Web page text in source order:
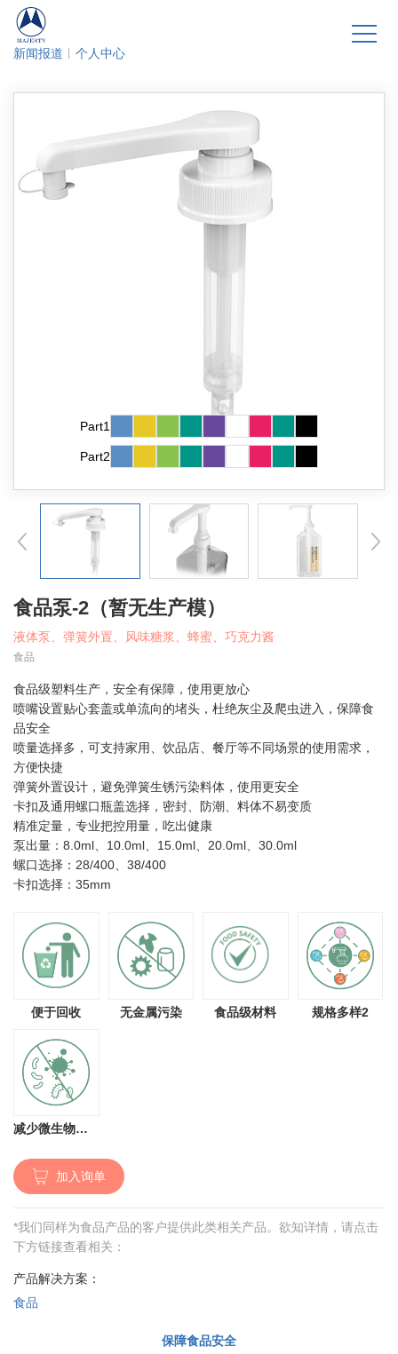
新闻报道 个人中心
Part1
Part2
食品泵-2（暂无生产模）
液体泵、弹簧外置、风味糖浆、蜂蜜、巧克力酱
食品
食品级塑料生产，安全有保障，使用更放心
喷嘴设置贴心套盖或单流向的堵头，杜绝灰尘及爬虫进入，保障食
品安全
喷量选择多，可支持家用、饮品店、餐厅等不同场景的使用需求，
方便快捷
弹簧外置设计，避免弹簧生锈污染料体，使用更安全
卡扣及通用螺口瓶盖选择，密封、防潮、料体不易变质
精准定量，专业把控用量，吃出健康
泵出量：8.0ml、10.0ml、15.0ml、20.0ml、30.0ml
螺口选择：28/400、38/400
卡扣选择：35mm
便于回收 无金属污染 食品级材料 规格多样2
减少微生物污染
加入询单
*我们同样为食品产品的客户提供此类相关产品。欲知详情，请点击
下方链接查看相关：
产品解决方案：
食品
保障食品安全